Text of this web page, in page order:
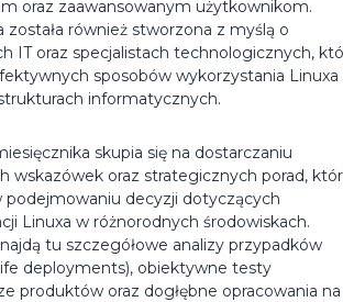
oraz zaawansowanym użytkownikom.
została również stworzona z myślą o
IT oraz specjalistach technologicznych,
sposobów wykorzystania Linuxa
informatycznych.
skupia się na dostarczaniu
wskazówek oraz strategicznych porad,
podejmowaniu decyzji dotyczących
Linuxa w różnorodnych środowiskach.
tu szczegółowe analizy przypadków
deployments), obiektywne testy
produktów oraz dogłębne opracowania na